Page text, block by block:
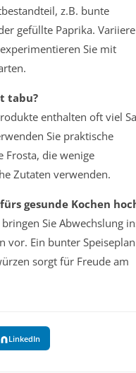
z.B. bunte
gefüllte Paprika.
Sie mit
tabu?
enthalten oft viel
Sie praktische
Frosta, die wenige
Zutaten verwenden.
gesunde Kochen
Sie Abwechslung
vor. Ein bunter Speiseplan
sorgt für Freude am
LinkedIn